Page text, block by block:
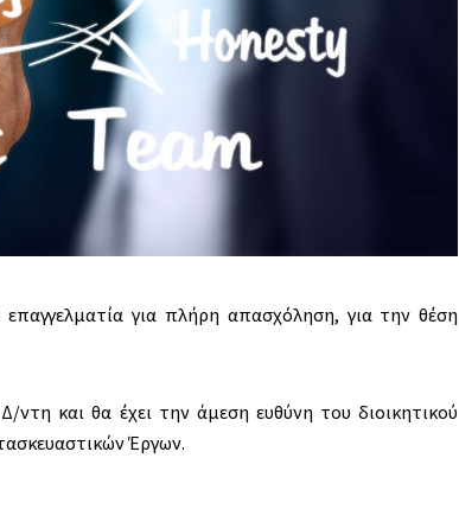
για πλήρη απασχόληση, για την θέση
και θα έχει την άμεση ευθύνη του διοικητικού
Έργων.